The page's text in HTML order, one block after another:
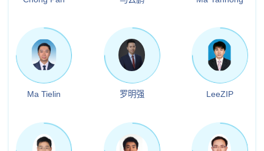
Ma Tielin 罗明强 LeeZIP